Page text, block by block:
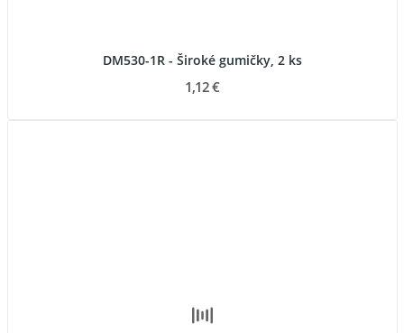
DM530-1R - Široké gumičky, 2 ks
1,12 €